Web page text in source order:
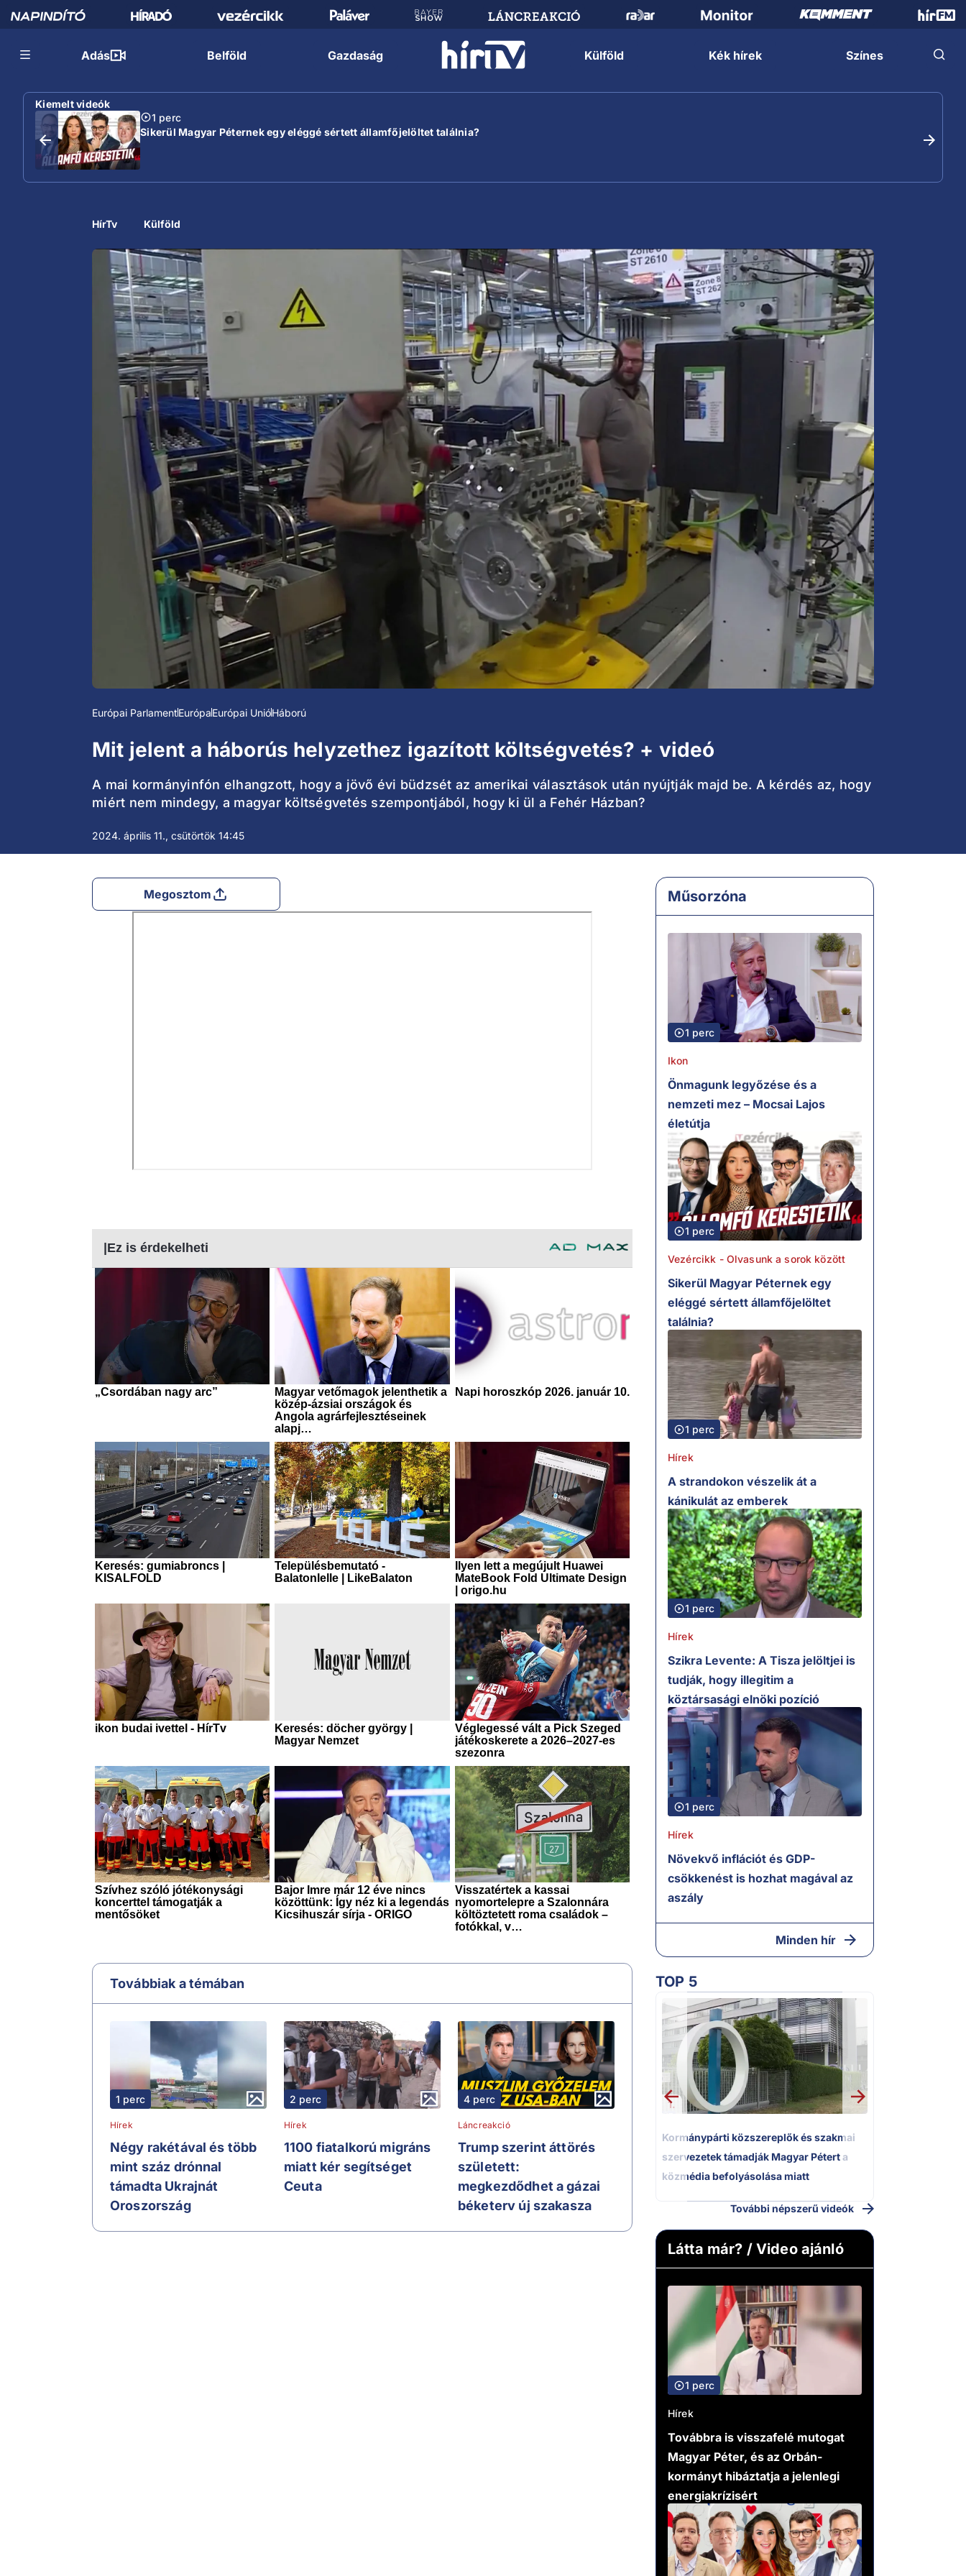
Adás Belföld Gazdaság Külföld Kék hírek Színes
Kiemelt videók
1 perc
Sikerül Magyar Péternek egy eléggé sértett államfőjelöltet találnia?
HírTv Külföld
Európai ParlamentEurópaEurópai UnióHáború
Mit jelent a háborús helyzethez igazított költségvetés? + videó
A mai kormányinfón elhangzott, hogy a jövő évi büdzsét az amerikai választások után nyújtják majd be. A kérdés az, hogy
miért nem mindegy, a magyar költségvetés szempontjából, hogy ki ül a Fehér Házban?
2024. április 11., csütörtök 14:45
Megosztom
Továbbiak a témában
1 perc
Hírek
Négy rakétával és több
mint száz drónnal
támadta Ukrajnát
Oroszország
2 perc
Hírek
1100 fiatalkorú migráns
miatt kér segítséget
Ceuta
4 perc
Láncreakció
Trump szerint áttörés
született:
megkezdődhet a gázai
béketerv új szakasza
Műsorzóna
1 perc
Ikon
Önmagunk legyőzése és a
nemzeti mez – Mocsai Lajos
életútja
1 perc
Vezércikk - Olvasunk a sorok között
Sikerül Magyar Péternek egy
eléggé sértett államfőjelöltet
találnia?
1 perc
Hírek
A strandokon vészelik át a
kánikulát az emberek
1 perc
Hírek
Szikra Levente: A Tisza jelöltjei is
tudják, hogy illegitim a
köztársasági elnöki pozíció
1 perc
Hírek
Növekvő inflációt és GDP-
csökkenést is hozhat magával az
aszály
Minden hír
TOP 5
1.
Kormánypárti közszereplők és szakmai
szervezetek támadják Magyar Pétert a
közmédia befolyásolása miatt
További népszerű videók
Látta már? / Video ajánló
1 perc
Hírek
Továbbra is visszafelé mutogat
Magyar Péter, és az Orbán-
kormányt hibáztatja a jelenlegi
energiakrízisért